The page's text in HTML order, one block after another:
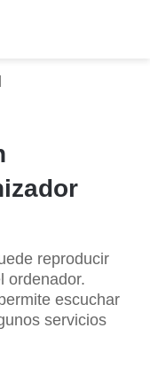
reproducir
ordenador.
escuchar
servicios